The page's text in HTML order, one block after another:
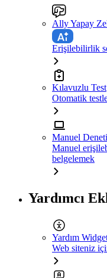
Ally Yapay
Erişilebilirlik
Kılavuzlu Test
Otomatik
Manuel
Manuel
belgelemek
Yardımcı
Yardım
Web siteniz